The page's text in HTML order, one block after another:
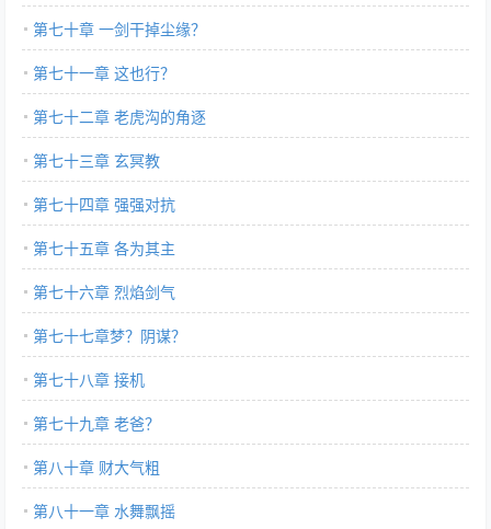
第七十章 一剑干掉尘缘？
第七十一章 这也行？
第七十二章 老虎沟的角逐
第七十三章 玄冥教
第七十四章 强强对抗
第七十五章 各为其主
第七十六章 烈焰剑气
第七十七章梦？阴谋？
第七十八章 接机
第七十九章 老爸？
第八十章 财大气粗
第八十一章 水舞飘摇